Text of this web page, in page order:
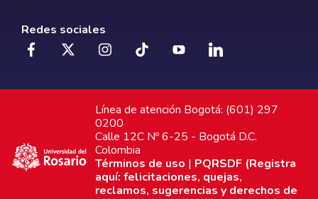
Redes sociales
Línea de atención Bogotá: (601) 297
0200
Calle 12C Nº 6-25 - Bogotá D.C.
Colombia
Términos de uso | PQRSDF (Registra
aquí: felicitaciones, quejas,
reclamos, sugerencias y derechos de